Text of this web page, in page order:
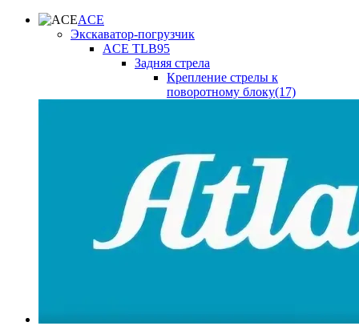
ACE
Экскаватор-погрузчик
ACE TLB95
Задняя стрела
Крепление стрелы к
поворотному блоку(17)